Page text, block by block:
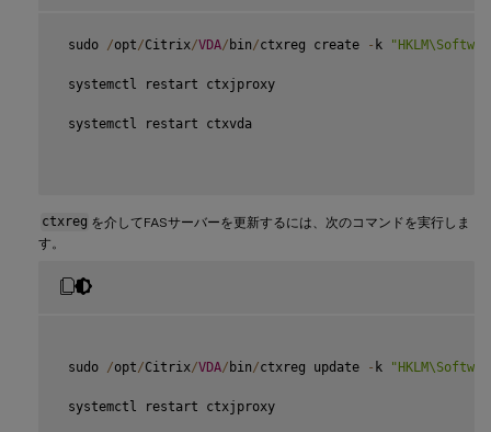
sudo /opt/Citrix/VDA/ bin/ctxreg create - k
systemctl restart ctxjproxy
systemctl restart ctxvda
ctxreg を介してFASサーバーを更新するには、次のコマンドを実行しま
す。
sudo /opt/Citrix/VDA/ bin/ctxreg update - k
systemctl restart ctxjproxy